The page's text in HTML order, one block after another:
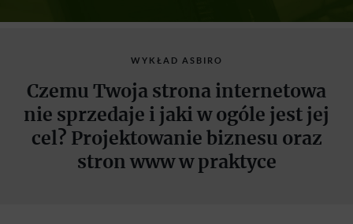
WYKŁAD ASBIRO
Czemu Twoja strona internetowa
nie sprzedaje i jaki w ogóle jest jej
cel? Projektowanie biznesu oraz
stron www w praktyce